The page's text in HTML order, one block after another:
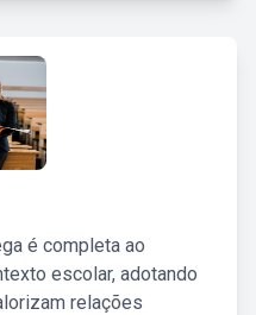
é completa ao
escolar, adotando
relações